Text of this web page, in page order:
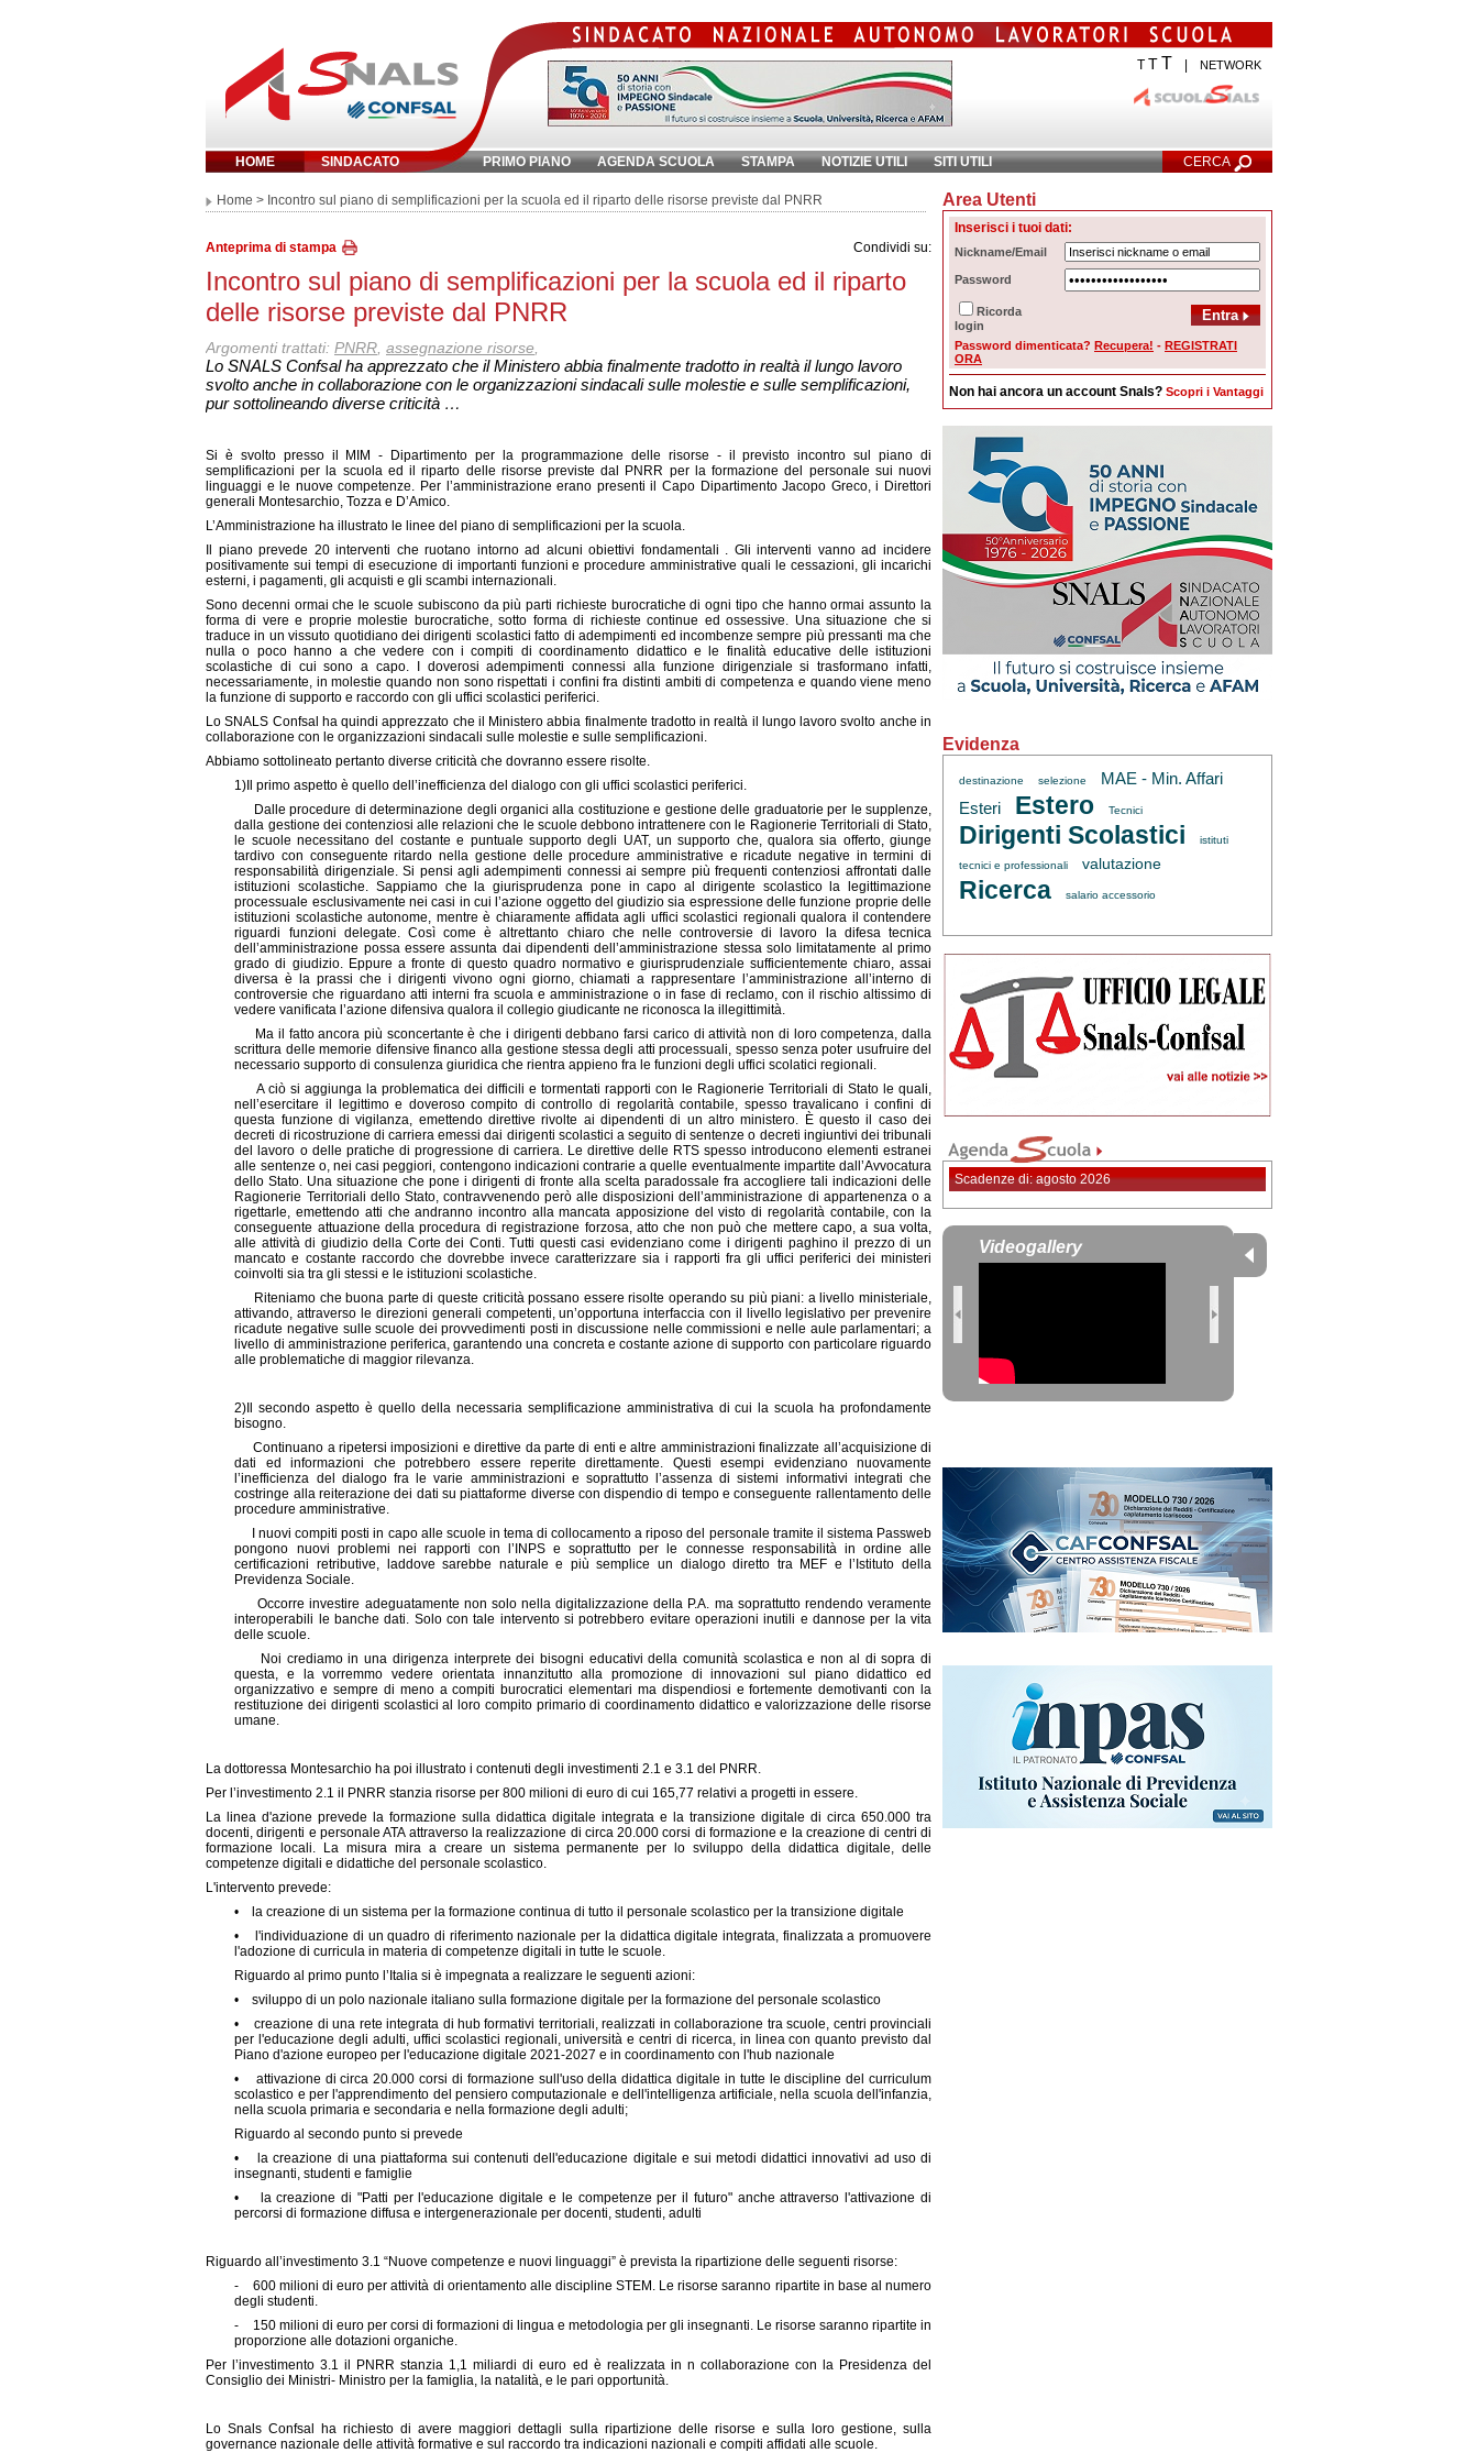
T TT NETWORK
HOME SINDACATO PRIMO PIANO AGENDA SCUOLA STAMPA NOTIZIE UTILI SITI UTILI CERCA
Inserisci parola chiave: Ricerca Avanzata
Home > Incontro sul piano di semplificazioni per la scuola ed il riparto delle risorse previste dal PNRR
Anteprima di stampa Condividi su:
Incontro sul piano di semplificazioni per la scuola ed il riparto
delle risorse previste dal PNRR
Argomenti trattati: PNRR assegnazione risorse
Lo SNALS Confsal ha apprezzato che il Ministero abbia finalmente tradotto in realtà il lungo lavoro
svolto anche in collaborazione con le organizzazioni sindacali sulle molestie e sulle semplificazioni,
pur sottolineando diverse criticità …
Si è svolto presso il MIM - Dipartimento per la programmazione delle risorse - il previsto incontro sul piano di
semplificazioni per la scuola ed il riparto delle risorse previste dal PNRR per la formazione del personale sui nuovi
linguaggi e le nuove competenze. Per l’amministrazione erano presenti il Capo Dipartimento Jacopo Greco, i Direttori
generali Montesarchio, Tozza e D’Amico.
L’Amministrazione ha illustrato le linee del piano di semplificazioni per la scuola.
Il piano prevede 20 interventi che ruotano intorno ad alcuni obiettivi fondamentali . Gli interventi vanno ad incidere
positivamente sui tempi di esecuzione di importanti funzioni e procedure amministrative quali le cessazioni, gli incarichi
esterni, i pagamenti, gli acquisti e gli scambi internazionali.
Sono decenni ormai che le scuole subiscono da più parti richieste burocratiche di ogni tipo che hanno ormai assunto la
forma di vere e proprie molestie burocratiche, sotto forma di richieste continue ed ossessive. Una situazione che si
traduce in un vissuto quotidiano dei dirigenti scolastici fatto di adempimenti ed incombenze sempre più pressanti ma che
nulla o poco hanno a che vedere con i compiti di coordinamento didattico e le finalità educative delle istituzioni
scolastiche di cui sono a capo. I doverosi adempimenti connessi alla funzione dirigenziale si trasformano infatti,
necessariamente, in molestie quando non sono rispettati i confini fra distinti ambiti di competenza e quando viene meno
la funzione di supporto e raccordo con gli uffici scolastici periferici.
Lo SNALS Confsal ha quindi apprezzato che il Ministero abbia finalmente tradotto in realtà il lungo lavoro svolto anche in
collaborazione con le organizzazioni sindacali sulle molestie e sulle semplificazioni.
Abbiamo sottolineato pertanto diverse criticità che dovranno essere risolte.
1) Il primo aspetto è quello dell’inefficienza del dialogo con gli uffici scolastici periferici.
Dalle procedure di determinazione degli organici alla costituzione e gestione delle graduatorie per le supplenze,
dalla gestione dei contenziosi alle relazioni che le scuole debbono intrattenere con le Ragionerie Territoriali di Stato,
le scuole necessitano del costante e puntuale supporto degli UAT, un supporto che, qualora sia offerto, giunge
tardivo con conseguente ritardo nella gestione delle procedure amministrative e ricadute negative in termini di
responsabilità dirigenziale. Si pensi agli adempimenti connessi ai sempre più frequenti contenziosi affrontati dalle
istituzioni scolastiche. Sappiamo che la giurisprudenza pone in capo al dirigente scolastico la legittimazione
processuale esclusivamente nei casi in cui l’azione oggetto del giudizio sia espressione delle funzione proprie delle
istituzioni scolastiche autonome, mentre è chiaramente affidata agli uffici scolastici regionali qualora il contendere
riguardi funzioni delegate. Così come è altrettanto chiaro che nelle controversie di lavoro la difesa tecnica
dell’amministrazione possa essere assunta dai dipendenti dell’amministrazione stessa solo limitatamente al primo
grado di giudizio. Eppure a fronte di questo quadro normativo e giurisprudenziale sufficientemente chiaro, assai
diversa è la prassi che i dirigenti vivono ogni giorno, chiamati a rappresentare l’amministrazione all’interno di
controversie che riguardano atti interni fra scuola e amministrazione o in fase di reclamo, con il rischio altissimo di
vedere vanificata l’azione difensiva qualora il collegio giudicante ne riconosca la illegittimità.
Ma il fatto ancora più sconcertante è che i dirigenti debbano farsi carico di attività non di loro competenza, dalla
scrittura delle memorie difensive financo alla gestione stessa degli atti processuali, spesso senza poter usufruire del
necessario supporto di consulenza giuridica che rientra appieno fra le funzioni degli uffici scolatici regionali.
A ciò si aggiunga la problematica dei difficili e tormentati rapporti con le Ragionerie Territoriali di Stato le quali,
nell’esercitare il legittimo e doveroso compito di controllo di regolarità contabile, spesso travalicano i confini di
questa funzione di vigilanza, emettendo direttive rivolte ai dipendenti di un altro ministero. È questo il caso dei
decreti di ricostruzione di carriera emessi dai dirigenti scolastici a seguito di sentenze o decreti ingiuntivi dei tribunali
del lavoro o delle pratiche di progressione di carriera. Le direttive delle RTS spesso introducono elementi estranei
alle sentenze o, nei casi peggiori, contengono indicazioni contrarie a quelle eventualmente impartite dall’Avvocatura
dello Stato. Una situazione che pone i dirigenti di fronte alla scelta paradossale fra accogliere tali indicazioni delle
Ragionerie Territoriali dello Stato, contravvenendo però alle disposizioni dell’amministrazione di appartenenza o a
rigettarle, emettendo atti che andranno incontro alla mancata apposizione del visto di regolarità contabile, con la
conseguente attuazione della procedura di registrazione forzosa, atto che non può che mettere capo, a sua volta,
alle attività di giudizio della Corte dei Conti. Tutti questi casi evidenziano come i dirigenti paghino il prezzo di un
mancato e costante raccordo che dovrebbe invece caratterizzare sia i rapporti fra gli uffici periferici dei ministeri
coinvolti sia tra gli stessi e le istituzioni scolastiche.
Riteniamo che buona parte di queste criticità possano essere risolte operando su più piani: a livello ministeriale,
attivando, attraverso le direzioni generali competenti, un’opportuna interfaccia con il livello legislativo per prevenire
ricadute negative sulle scuole dei provvedimenti posti in discussione nelle commissioni e nelle aule parlamentari; a
livello di amministrazione periferica, garantendo una concreta e costante azione di supporto con particolare riguardo
alle problematiche di maggior rilevanza.
2) Il secondo aspetto è quello della necessaria semplificazione amministrativa di cui la scuola ha profondamente
bisogno.
Continuano a ripetersi imposizioni e direttive da parte di enti e altre amministrazioni finalizzate all’acquisizione di
dati ed informazioni che potrebbero essere reperite direttamente. Questi esempi evidenziano nuovamente
l’inefficienza del dialogo fra le varie amministrazioni e soprattutto l’assenza di sistemi informativi integrati che
costringe alla reiterazione dei dati su piattaforme diverse con dispendio di tempo e conseguente rallentamento delle
procedure amministrative.
I nuovi compiti posti in capo alle scuole in tema di collocamento a riposo del personale tramite il sistema Passweb
pongono nuovi problemi nei rapporti con l’INPS e soprattutto per le connesse responsabilità in ordine alle
certificazioni retributive, laddove sarebbe naturale e più semplice un dialogo diretto tra MEF e l’Istituto della
Previdenza Sociale.
Occorre investire adeguatamente non solo nella digitalizzazione della P.A. ma soprattutto rendendo veramente
interoperabili le banche dati. Solo con tale intervento si potrebbero evitare operazioni inutili e dannose per la vita
delle scuole.
Noi crediamo in una dirigenza interprete dei bisogni educativi della comunità scolastica e non al di sopra di
questa, e la vorremmo vedere orientata innanzitutto alla promozione di innovazioni sul piano didattico ed
organizzativo e sempre di meno a compiti burocratici elementari ma dispendiosi e fortemente demotivanti con la
restituzione dei dirigenti scolastici al loro compito primario di coordinamento didattico e valorizzazione delle risorse
umane.
La dottoressa Montesarchio ha poi illustrato i contenuti degli investimenti 2.1 e 3.1 del PNRR.
Per l’investimento 2.1 il PNRR stanzia risorse per 800 milioni di euro di cui 165,77 relativi a progetti in essere.
La linea d'azione prevede la formazione sulla didattica digitale integrata e la transizione digitale di circa 650.000 tra
docenti, dirigenti e personale ATA attraverso la realizzazione di circa 20.000 corsi di formazione e la creazione di centri di
formazione locali. La misura mira a creare un sistema permanente per lo sviluppo della didattica digitale, delle
competenze digitali e didattiche del personale scolastico.
L'intervento prevede:
• la creazione di un sistema per la formazione continua di tutto il personale scolastico per la transizione digitale
• l'individuazione di un quadro di riferimento nazionale per la didattica digitale integrata, finalizzata a promuovere
l'adozione di curricula in materia di competenze digitali in tutte le scuole.
Riguardo al primo punto l’Italia si è impegnata a realizzare le seguenti azioni:
• sviluppo di un polo nazionale italiano sulla formazione digitale per la formazione del personale scolastico
• creazione di una rete integrata di hub formativi territoriali, realizzati in collaborazione tra scuole, centri provinciali
per l'educazione degli adulti, uffici scolastici regionali, università e centri di ricerca, in linea con quanto previsto dal
Piano d'azione europeo per l'educazione digitale 2021-2027 e in coordinamento con l'hub nazionale
• attivazione di circa 20.000 corsi di formazione sull'uso della didattica digitale in tutte le discipline del curriculum
scolastico e per l'apprendimento del pensiero computazionale e dell'intelligenza artificiale, nella scuola dell'infanzia,
nella scuola primaria e secondaria e nella formazione degli adulti;
Riguardo al secondo punto si prevede
• la creazione di una piattaforma sui contenuti dell'educazione digitale e sui metodi didattici innovativi ad uso di
insegnanti, studenti e famiglie
• la creazione di "Patti per l'educazione digitale e le competenze per il futuro" anche attraverso l'attivazione di
percorsi di formazione diffusa e intergenerazionale per docenti, studenti, adulti
Riguardo all’investimento 3.1 “Nuove competenze e nuovi linguaggi” è prevista la ripartizione delle seguenti risorse:
- 600 milioni di euro per attività di orientamento alle discipline STEM. Le risorse saranno ripartite in base al numero
degli studenti.
- 150 milioni di euro per corsi di formazioni di lingua e metodologia per gli insegnanti. Le risorse saranno ripartite in
proporzione alle dotazioni organiche.
Per l’investimento 3.1 il PNRR stanzia 1,1 miliardi di euro ed è realizzata in n collaborazione con la Presidenza del
Consiglio dei Ministri- Ministro per la famiglia, la natalità, e le pari opportunità.
Lo Snals Confsal ha richiesto di avere maggiori dettagli sulla ripartizione delle risorse e sulla loro gestione, sulla
governance nazionale delle attività formative e sul raccordo tra indicazioni nazionali e compiti affidati alle scuole.
Area Utenti
Inserisci i tuoi dati:
Nickname/Email
Password
Ricorda
login
Password dimenticata? Recupera! - REGISTRATI
ORA
Non hai ancora un account Snals? Scopri i Vantaggi
Evidenza
destinazione selezione
MAE - Min. Affari
Esteri
Estero Tecnici
Dirigenti Scolastici istituti
tecnici e professionali valutazione
Ricerca salario accessorio
Scadenze di: agosto 2026
Videogallery